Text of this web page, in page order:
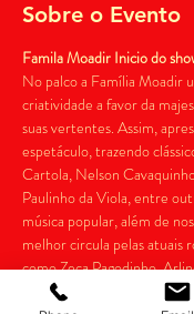
Sobre o Evento
Famila Moadir Inicio do
No palco a Família Moadir
criatividade a favor da
suas vertentes. Assim,
espetáculo, trazendo
Cartola, Nelson
Paulinho da Viola, entre
música popular, além de
melhor circula pelas atuais
como Zeca Pagodinho,
Pilares e Dudu Nobre.